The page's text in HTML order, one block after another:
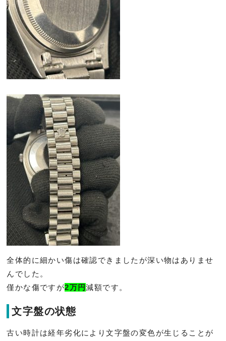
全体的に細かい傷は確認できましたが深い物はありませ
んでした。
僅かな傷ですが2万円減額です。
文字盤の状態
古い時計は経年劣化により文字盤の変色が生じることが